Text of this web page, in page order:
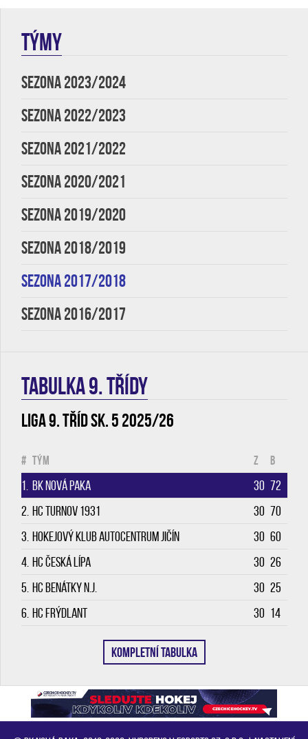
TÝMY
SEZONA 2023/2024
SEZONA 2022/2023
SEZONA 2021/2022
SEZONA 2020/2021
SEZONA 2019/2020
SEZONA 2018/2019
SEZONA 2017/2018
SEZONA 2016/2017
TABULKA 9. třídy
Liga 9. tříd sk. 5 2025/26
# Tým Z B
1. BK Nová Paka 30 72
2. HC Turnov 1931 30 70
3. Hokejový klub Autocentrum Jičín 30 60
4. HC Česká Lípa 30 26
5. HC Benátky n.J. 30 25
6. HC Frýdlant 30 14
KOMPLETNÍ TABULKA